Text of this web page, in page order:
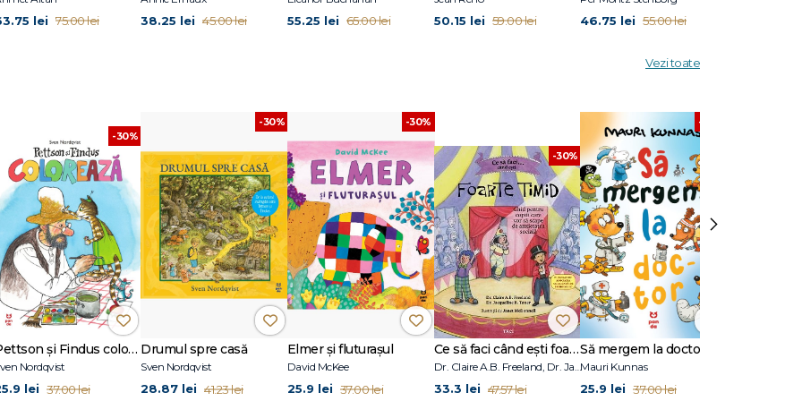
clasică și știință, cât și figuri contemporane și fenomene globale — un mix ideal
ușor, fără a sacrifica acuratețea informațiilor.
tradiționale, colecția oferărăspunsuri concise la întrebări concrete,
care vor să le stimuleze apetitul pentru lectură.
și științe la locuri celebre și figuri istorice diverse — oferă o introducere
școlare sau lectură individuală.
din interior nu doar fac lectura mai plăcută, ci ajută la fixarea informațiilor — un
lei 75.00 lei 38.25 lei 45.00 lei 55.25 lei 65.00 lei 50.15 lei 59.00 lei 46.75 lei 55.00 lei
Vezi toate
-30%
Pettson și Findus colorează
Nordqvist
lei 37.00 lei
-30%
Drumul spre casă
Sven Nordqvist
28.87 lei 41.23 lei
-30%
Elmer și fluturașul
David McKee
25.9 lei 37.00 lei
-30%
Ce să faci când ești foarte timid. Ghid pentru copiii care vor să scape de anxietatea socială
Dr. Claire A.B. Freeland, Dr. Jacqueline B. Toner
33.3 lei 47.57 lei
-30%
Să mergem la doctor
Mauri Kunnas
25.9 lei 37.00 lei
›